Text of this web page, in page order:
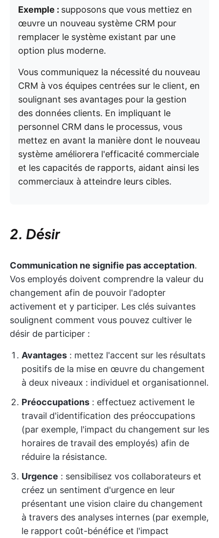
Exemple : supposons que vous mettiez en
œuvre un nouveau système CRM pour
remplacer le système existant par une
option plus moderne.
Vous communiquez la nécessité du nouveau
CRM à vos équipes centrées sur le client, en
soulignant ses avantages pour la gestion
des données clients. En impliquant le
personnel CRM dans le processus, vous
mettez en avant la manière dont le nouveau
système améliorera l'efficacité commerciale
et les capacités de rapports, aidant ainsi les
commerciaux à atteindre leurs cibles.
2. Désir
Communication ne signifie pas acceptation.
Vos employés doivent comprendre la valeur du
changement afin de pouvoir l'adopter
activement et y participer. Les clés suivantes
soulignent comment vous pouvez cultiver le
désir de participer :
Avantages : mettez l'accent sur les résultats
positifs de la mise en œuvre du changement
à deux niveaux : individuel et organisationnel.
Préoccupations : effectuez activement le
travail d'identification des préoccupations
(par exemple, l'impact du changement sur les
horaires de travail des employés) afin de
réduire la résistance.
Urgence : sensibilisez vos collaborateurs et
créez un sentiment d'urgence en leur
présentant une vision claire du changement
à travers des analyses internes (par exemple,
le rapport coût-bénéfice et l'impact